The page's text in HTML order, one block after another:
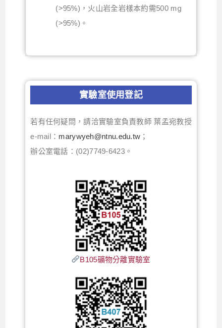
(>95%)，火山岩全岩樣本約需500 mg
(>95%)。
實驗室使用登記
若有任何疑問，請洽實驗室負責教師 葉孟宛教授
e-mail： marywyeh@ntnu.edu.tw ；
辦公室電話：(02)7749-6423。
B105礦物分離實驗室